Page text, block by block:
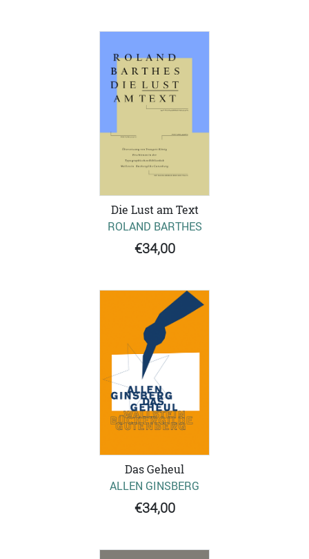
Die Lust am Text
ROLAND BARTHES
€34,00
Das Geheul
ALLEN GINSBERG
€34,00